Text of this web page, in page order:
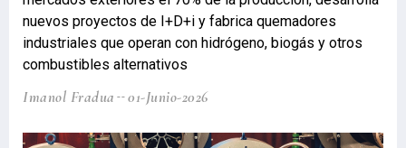
nuevos proyectos de I+D+i y fabrica quemadores
industriales que operan con hidrógeno, biogás y otros
combustibles alternativos
Imanol Fradua 01-Junio-2026